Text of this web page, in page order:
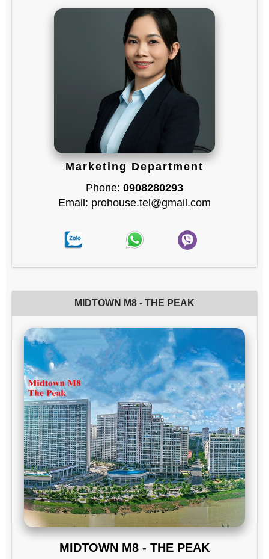
Marketing Department
Phone: 0908280293
Email: prohouse.tel@gmail.com
MIDTOWN M8 - THE PEAK
MIDTOWN M8 - THE PEAK